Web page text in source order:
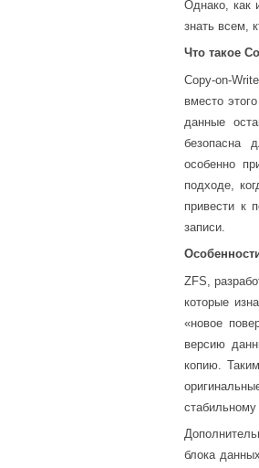
Однако, как
знать всем,
Что такое
Copy-on-
вместо
данные
безопасна
особенно
подходе,
привести к
записи.
ZFS,
которые
«новое
версию
копию.
стабильному
блока